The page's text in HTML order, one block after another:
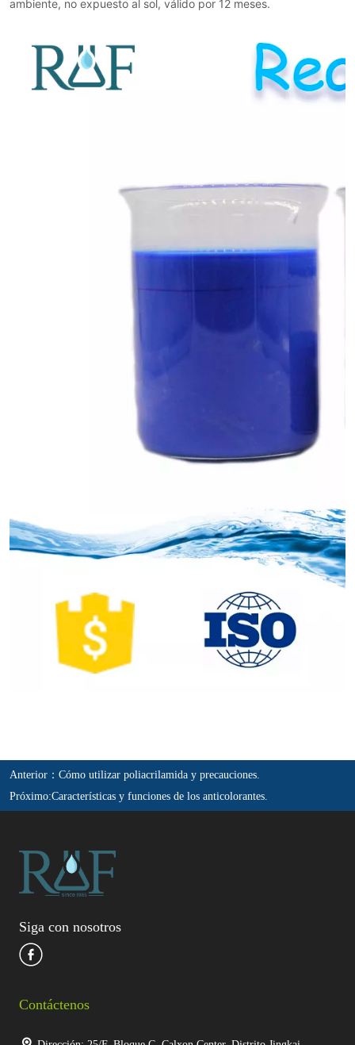
Anterior：Cómo utilizar poliacrilamida y precauciones.
Próximo:Características y funciones de los anticolorantes.
Siga con nosotros
Contáctenos